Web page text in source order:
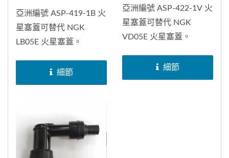
亞洲編號 ASP-419-1B 火
星塞蓋可替代 NGK
LB05E 火星塞蓋。
細節
亞洲編號 ASP-422-1V 火
星塞蓋可替代 NGK
VD05E 火星塞蓋。
細節